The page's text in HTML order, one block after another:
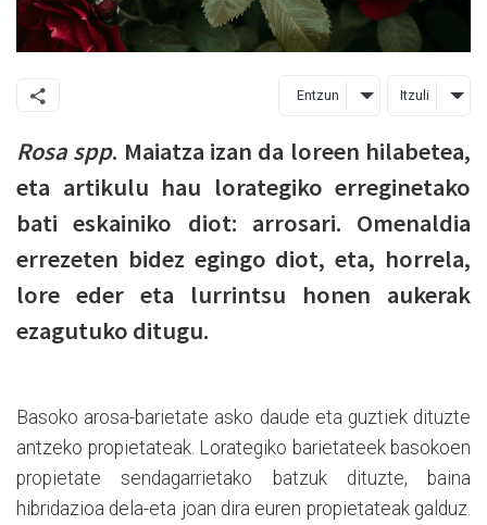
Entzun Itzuli
Rosa spp. Maiatza izan da loreen hilabetea,
eta artikulu hau lorategiko erreginetako
bati eskainiko diot: arrosari. Omenaldia
errezeten bidez egingo diot, eta, horrela,
lore eder eta lurrintsu honen aukerak
ezagutuko ditugu.
Basoko arosa-barietate asko daude eta guztiek dituzte
antzeko propietateak. Lorategiko barietateek basokoen
propietate sendagarrietako batzuk dituzte, baina
hibridazioa dela-eta joan dira euren propietateak galduz.